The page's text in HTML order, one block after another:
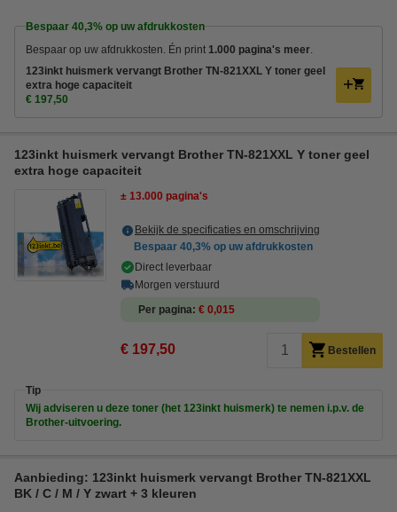
Bespaar 40,3% op uw afdrukkosten
Bespaar op uw afdrukkosten. Én print 1.000 pagina's meer.
123inkt huismerk vervangt Brother TN-821XXL Y toner geel
extra hoge capaciteit
€ 197,50
123inkt huismerk vervangt Brother TN-821XXL Y toner geel
extra hoge capaciteit
± 13.000 pagina's
Bekijk de specificaties en omschrijving
Bespaar 40,3% op uw afdrukkosten
Direct leverbaar
Morgen verstuurd
Per pagina € 0,015
€ 197,50 Bestellen
Tip
Wij adviseren u deze toner (het 123inkt huismerk) te nemen i.p.v. de
Brother-uitvoering.
Aanbieding: 123inkt huismerk vervangt Brother TN-821XXL
BK / C / M / Y zwart + 3 kleuren